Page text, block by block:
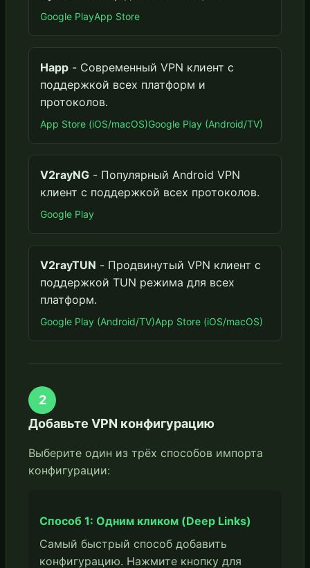
Google PlayApp Store
Happ - Современный VPN клиент с
поддержкой всех платформ и
протоколов.
App Store (iOS/macOS)Google Play (Android/TV)
V2rayNG - Популярный Android VPN
клиент с поддержкой всех протоколов.
Google Play
V2rayTUN - Продвинутый VPN клиент с
поддержкой TUN режима для всех
платформ.
Google Play (Android/TV)App Store (iOS/macOS)
2
Добавьте VPN конфигурацию
Выберите один из трёх способов импорта
конфигурации:
Способ 1: Одним кликом (Deep Links)
Самый быстрый способ добавить
конфигурацию. Нажмите кнопку для